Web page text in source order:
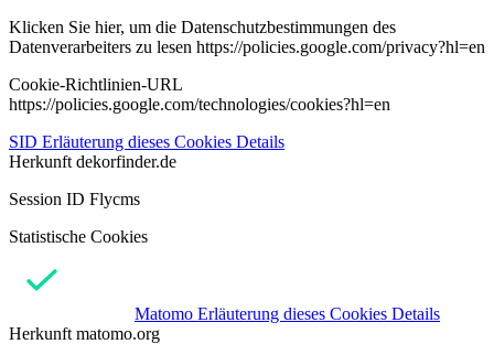
Klicken Sie hier, um die Datenschutzbestimmungen des
Datenverarbeiters zu lesen https://policies.google.com/privacy?hl=en
Cookie-Richtlinien-URL
https://policies.google.com/technologies/cookies?hl=en
SID Erläuterung dieses Cookies Details
Herkunft dekorfinder.de
Session ID Flycms
Statistische Cookies
Matomo Erläuterung dieses Cookies Details
Herkunft matomo.org